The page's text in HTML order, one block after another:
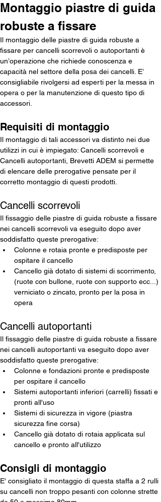
Montaggio piastre di guida
robuste a fissare
Il montaggio delle piastre di guida robuste a
fissare per cancelli scorrevoli o autoportanti è
un’operazione che richiede conoscenza e
capacità nel settore della posa dei cancelli. E’
consigliabile rivolgersi ad esperti per la messa in
opera o per la manutenzione di questo tipo di
accessori.
Requisiti di montaggio
Il montaggio di tali accessori va distinto nei due
utilizzi in cui è impiegato: Cancelli scorrevoli e
Cancelli autoportanti, Brevetti ADEM si permette
di elencare delle prerogative pensate per il
corretto montaggio di questi prodotti.
Cancelli scorrevoli
Il fissaggio delle piastre di guida robuste a fissare
nei cancelli scorrevoli va eseguito dopo aver
soddisfatto queste prerogative:
Colonne e rotaia pronte e predisposte per
ospitare il cancello
Cancello già dotato di sistemi di scorrimento,
(ruote con bullone, ruote con supporto ecc...)
verniciato o zincato, pronto per la posa in
opera
Cancelli autoportanti
Il fissaggio delle piastre di guida robuste a fissare
nei cancelli autoportanti va eseguito dopo aver
soddisfatto queste prerogative:
Colonne e fondazioni pronte e predisposte
per ospitare il cancello
Sistemi autoportanti inferiori (carrelli) fissati e
pronti all'uso
Sistemi di sicurezza in vigore (piastra
sicurezza fine corsa)
Cancello già dotato di rotaia applicata sul
cancello e pronto all'utilizzo
Consigli di montaggio
E' consigliato il montaggio di questa staffa a 2 rulli
su cancelli non troppo pesanti con colonne strette